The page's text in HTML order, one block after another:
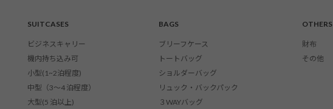
SUITCASES
ビジネスキャリー
機内持ち込み可
小型(1~2泊程度)
中型（3〜4 泊程度）
大型(5 泊以上)
BAGS
ブリーフケース
トートバッグ
ショルダーバッグ
リュック・バックパック
３WAYバッグ
OTHERS
財布
その他